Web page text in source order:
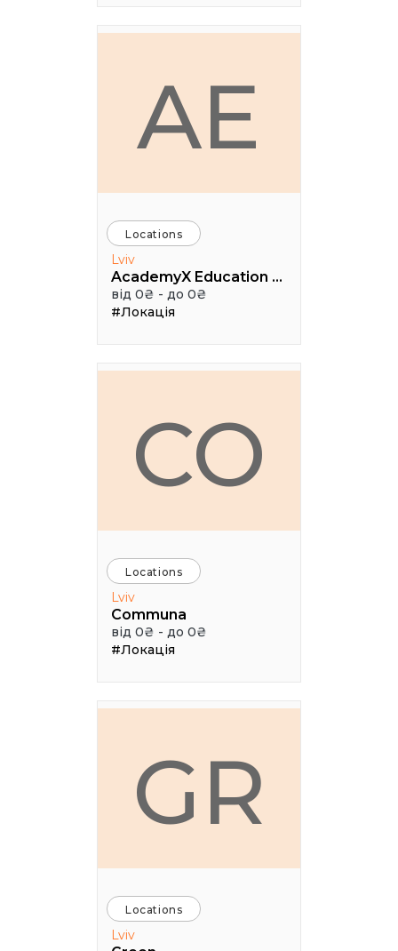
AE
Locations
Lviv
AcademyX Education Hub
від 0₴ - до 0₴
#Локація
CO
Locations
Lviv
Communa
від 0₴ - до 0₴
#Локація
GR
Locations
Lviv